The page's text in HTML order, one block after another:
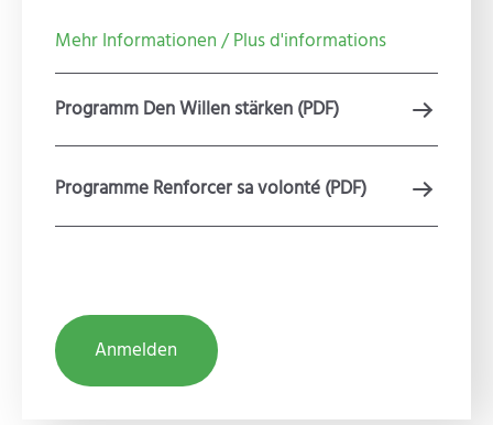
Mehr Informationen / Plus d'informations
Programm Den Willen stärken (PDF)
Programme Renforcer sa volonté (PDF)
Anmelden